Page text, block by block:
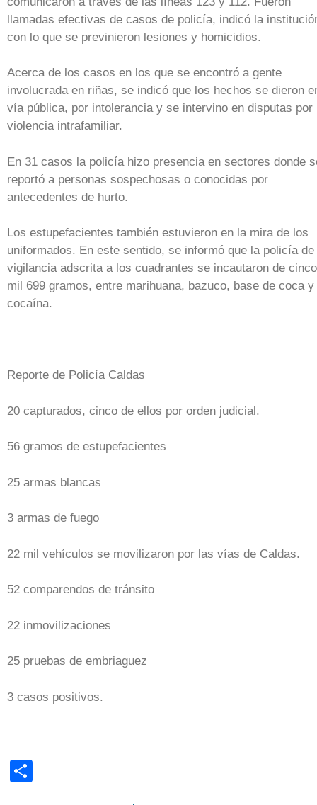
llamadas efectivas de casos de policía, indicó la
con lo que se previnieron lesiones y homicidios.
Acerca de los casos en los que se encontró a gente
involucrada en riñas, se indicó que los hechos se dieron
vía pública, por intolerancia y se intervino en disputas por
violencia intrafamiliar.
En 31 casos la policía hizo presencia en sectores donde
reportó a personas sospechosas o conocidas por
antecedentes de hurto.
Los estupefacientes también estuvieron en la mira de los
uniformados. En este sentido, se informó que la policía de
vigilancia adscrita a los cuadrantes se incautaron de cinco
mil 699 gramos, entre marihuana, bazuco, base de coca y
cocaína.
Reporte de Policía Caldas
20 capturados, cinco de ellos por orden judicial.
56 gramos de estupefacientes
25 armas blancas
3 armas de fuego
22 mil vehículos se movilizaron por las vías de Caldas.
52 comparendos de tránsito
22 inmovilizaciones
25 pruebas de embriaguez
3 casos positivos.